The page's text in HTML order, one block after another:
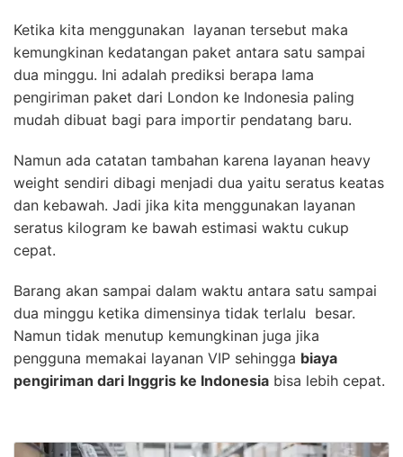
Ketika kita menggunakan layanan tersebut maka
kemungkinan kedatangan paket antara satu sampai
dua minggu. Ini adalah prediksi berapa lama
pengiriman paket dari London ke Indonesia paling
mudah dibuat bagi para importir pendatang baru.
Namun ada catatan tambahan karena layanan heavy
weight sendiri dibagi menjadi dua yaitu seratus keatas
dan kebawah. Jadi jika kita menggunakan layanan
seratus kilogram ke bawah estimasi waktu cukup
cepat.
Barang akan sampai dalam waktu antara satu sampai
dua minggu ketika dimensinya tidak terlalu besar.
Namun tidak menutup kemungkinan juga jika
pengguna memakai layanan VIP sehingga biaya
pengiriman dari Inggris ke Indonesia bisa lebih cepat.